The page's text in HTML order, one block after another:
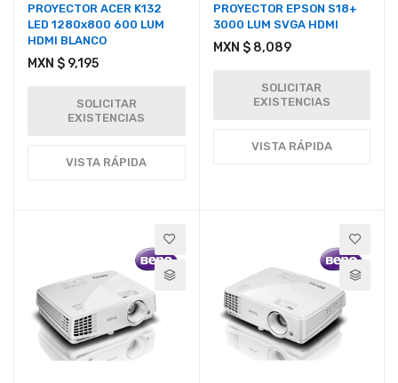
PROYECTOR ACER K132
LED 1280x800 600 LUM
HDMI BLANCO
MXN $ 9,195
SOLICITAR
EXISTENCIAS
VISTA RÁPIDA
PROYECTOR EPSON S18+
3000 LUM SVGA HDMI
MXN $ 8,089
SOLICITAR
EXISTENCIAS
VISTA RÁPIDA